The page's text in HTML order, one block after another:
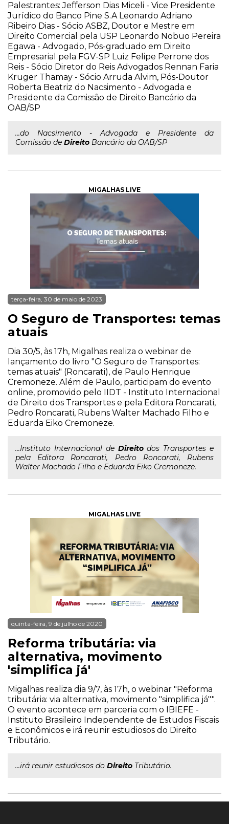
Palestrantes: Jefferson Dias Miceli - Vice Presidente
Jurídico do Banco Pine S.A Leonardo Adriano
Ribeiro Dias - Sócio ASBZ, Doutor e Mestre em
Direito Comercial pela USP Leonardo Nobuo Pereira
Egawa - Advogado, Pós-graduado em Direito
Empresarial pela FGV-SP Luiz Felipe Perrone dos
Reis - Sócio Diretor do Reis Advogados Rennan Faria
Kruger Thamay - Sócio Arruda Alvim, Pós-Doutor
Roberta Beatriz do Nacsimento - Advogada e
Presidente da Comissão de Direito Bancário da
OAB/SP
...do Nacsimento - Advogada e Presidente da
Comissão de Direito Bancário da OAB/SP
MIGALHAS LIVE
terça-feira, 30 de maio de 2023
O Seguro de Transportes: temas
atuais
Dia 30/5, às 17h, Migalhas realiza o webinar de
lançamento do livro "O Seguro de Transportes:
temas atuais" (Roncarati), de Paulo Henrique
Cremoneze. Além de Paulo, participam do evento
online, promovido pelo IIDT - Instituto Internacional
de Direito dos Transportes e pela Editora Roncarati,
Pedro Roncarati, Rubens Walter Machado Filho e
Eduarda Eiko Cremoneze.
...Instituto Internacional de Direitodos Transportes e
pela Editora Roncarati, Pedro Roncarati, Rubens
Walter Machado Filho e Eduarda Eiko Cremoneze.
MIGALHAS LIVE
quinta-feira, 9 de julho de 2020
Reforma tributária: via
alternativa, movimento
'simplifica já'
Migalhas realiza dia 9/7, às 17h, o webinar "Reforma
tributária: via alternativa, movimento "simplifica já"".
O evento acontece em parceria com o IBIEFE -
Instituto Brasileiro Independente de Estudos Fiscais
e Econômicos e irá reunir estudiosos do Direito
Tributário.
...irá reunir estudiosos do Direito Tributário.